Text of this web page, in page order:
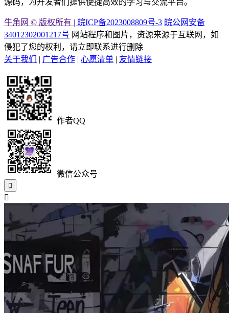
源码，为开发者们提供便捷高效的学习与交流平台。
牛角网 © 版权所有 | 皖ICP备2023008809号-3 皖公网安备
34012302001217号 网站程序和图片，资源来源于互联网，如
侵犯了您的权利，请立即联系进行删除
关于我们
| 广告合作 | 心愿清单 | 友情链接
作者QQ
微信公众号